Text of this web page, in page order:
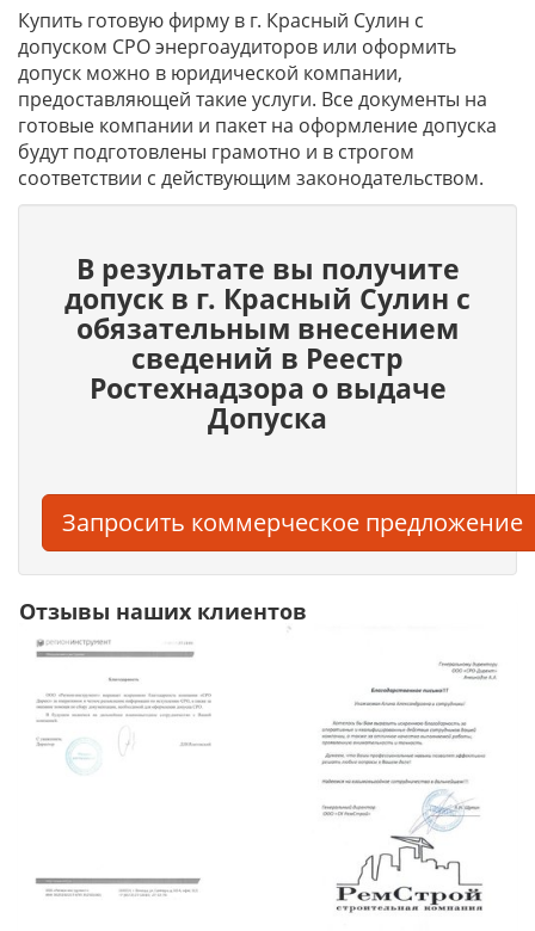
Купить готовую фирму в г. Красный Сулин с
допуском СРО энергоаудиторов или оформить
допуск можно в юридической компании,
предоставляющей такие услуги. Все документы на
готовые компании и пакет на оформление допуска
будут подготовлены грамотно и в строгом
соответствии с действующим законодательством.
В результате вы получите
допуск в г. Красный Сулин c
обязательным внесением
сведений в Реестр
Ростехнадзора о выдаче
Допуска
Запросить коммерческое предложение
Отзывы наших клиентов